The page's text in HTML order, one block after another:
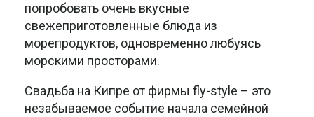
попробовать очень вкусные
свежеприготовленные блюда из
морепродуктов, одновременно любуясь
морскими просторами.
Свадьба на Кипре от фирмы fly-style – это
незабываемое событие начала семейной